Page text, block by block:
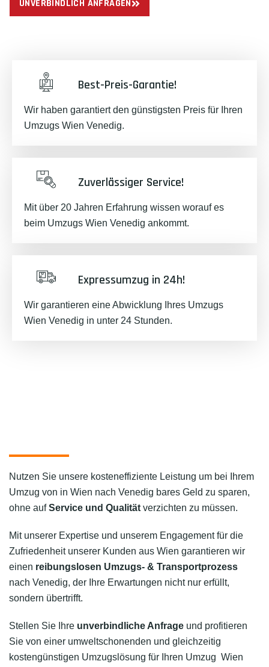
UNVERBINDLICH ANFRAGEN
Best-Preis-Garantie!
Wir haben garantiert den günstigsten Preis für Ihren
Umzugs Wien Venedig.
Zuverlässiger Service!
Mit über 20 Jahren Erfahrung wissen worauf es
beim Umzugs Wien Venedig ankommt.
Expressumzug in 24h!
Wir garantieren eine Abwicklung Ihres Umzugs
Wien Venedig in unter 24 Stunden.
Nutzen Sie unsere kosteneffiziente Leistung um bei Ihrem
Umzug von in Wien nach Venedig bares Geld zu sparen,
ohne aufService und Qualität verzichten zu müssen.
Mit unserer Expertise und unserem Engagement für die
Zufriedenheit unserer Kunden aus Wien garantieren wir
einen reibungslosen Umzugs- & Transportprozess
nach Venedig, der Ihre Erwartungen nicht nur erfüllt,
sondern übertrifft.
Stellen Sie Ihre unverbindliche Anfrage und profitieren
Sie von einer umweltschonenden und gleichzeitig
kostengünstigen Umzugslösung für Ihren Umzug Wien